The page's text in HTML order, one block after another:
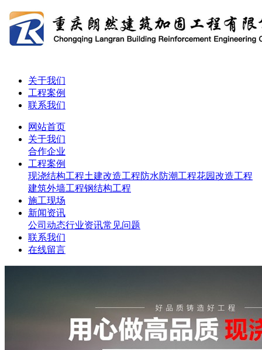
关于我们
工程案例
联系我们
网站首页
关于我们
合作企业
工程案例
现浇结构工程土建改造工程防水防潮工程花园改造工程
建筑外墙工程钢结构工程
施工现场
新闻资讯
公司动态行业资讯常见问题
联系我们
在线留言